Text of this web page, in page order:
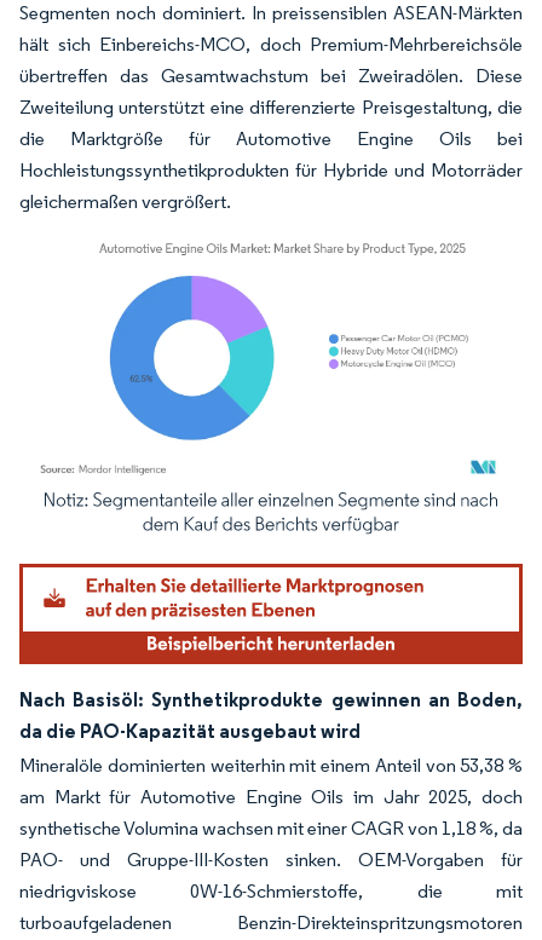
Segmenten noch dominiert. In preissensiblen ASEAN-Märkten
hält sich Einbereichs-MCO, doch Premium-Mehrbereichsöle
übertreffen das Gesamtwachstum bei Zweiradölen. Diese
Zweiteilung unterstützt eine differenzierte Preisgestaltung, die
die Marktgröße für Automotive Engine Oils bei
Hochleistungssynthetikprodukten für Hybride und Motorräder
gleichermaßen vergrößert.
Bild © Mordor Intelligence. Wiederverwendung erfordert Namensnennung
Nach Basisöl: Synthetikprodukte gewinnen an Boden,
da die PAO-Kapazität ausgebaut wird
Mineralöle dominierten weiterhin mit einem Anteil von 53,38 %
am Markt für Automotive Engine Oils im Jahr 2025, doch
synthetische Volumina wachsen mit einer CAGR von 1,18 %, da
PAO- und Gruppe-III-Kosten sinken. OEM-Vorgaben für
niedrigviskose 0W-16-Schmierstoffe, die mit
turboaufgeladenen Benzin-Direkteinspritzungsmotoren